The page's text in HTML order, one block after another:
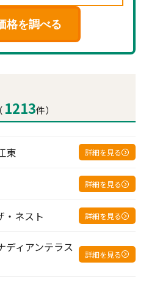
格を調べる
（ 1213件）
東 詳細を見る
詳細を見る
・ネスト 詳細を見る
ディアンテラス
詳細を見る